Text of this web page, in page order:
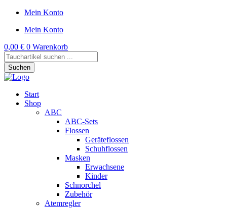
Mein Konto
Mein Konto
0,00 € 0 Warenkorb
Products
search
Suchen
Start
Shop
ABC
ABC-Sets
Flossen
Geräteflossen
Schuhflossen
Masken
Erwachsene
Kinder
Schnorchel
Zubehör
Atemregler